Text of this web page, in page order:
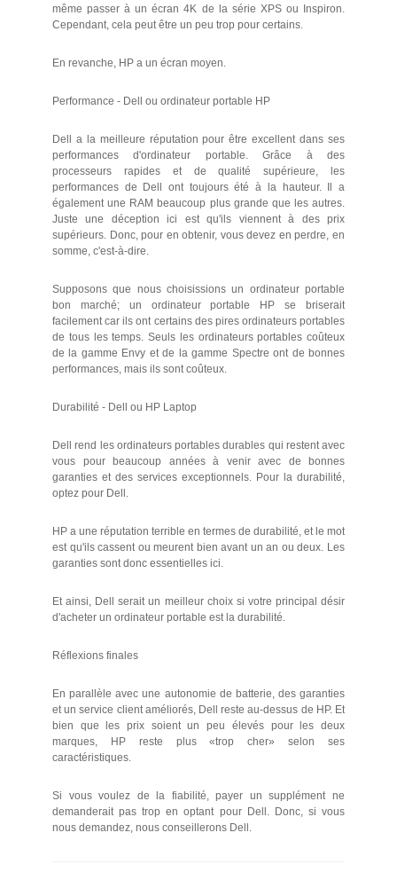
même passer à un écran 4K de la série XPS ou Inspiron.
Cependant, cela peut être un peu trop pour certains.
En revanche, HP a un écran moyen.
Performance - Dell ou ordinateur portable HP
Dell a la meilleure réputation pour être excellent dans ses
performances d'ordinateur portable. Grâce à des
processeurs rapides et de qualité supérieure, les
performances de Dell ont toujours été à la hauteur. Il a
également une RAM beaucoup plus grande que les autres.
Juste une déception ici est qu'ils viennent à des prix
supérieurs. Donc, pour en obtenir, vous devez en perdre, en
somme, c'est-à-dire.
Supposons que nous choisissions un ordinateur portable
bon marché; un ordinateur portable HP se briserait
facilement car ils ont certains des pires ordinateurs portables
de tous les temps. Seuls les ordinateurs portables coûteux
de la gamme Envy et de la gamme Spectre ont de bonnes
performances, mais ils sont coûteux.
Durabilité - Dell ou HP Laptop
Dell rend les ordinateurs portables durables qui restent avec
vous pour beaucoup années à venir avec de bonnes
garanties et des services exceptionnels. Pour la durabilité,
optez pour Dell.
HP a une réputation terrible en termes de durabilité, et le mot
est qu'ils cassent ou meurent bien avant un an ou deux. Les
garanties sont donc essentielles ici.
Et ainsi, Dell serait un meilleur choix si votre principal désir
d'acheter un ordinateur portable est la durabilité.
Réflexions finales
En parallèle avec une autonomie de batterie, des garanties
et un service client améliorés, Dell reste au-dessus de HP. Et
bien que les prix soient un peu élevés pour les deux
marques, HP reste plus «trop cher» selon ses
caractéristiques.
Si vous voulez de la fiabilité, payer un supplément ne
demanderait pas trop en optant pour Dell. Donc, si vous
nous demandez, nous conseillerons Dell.